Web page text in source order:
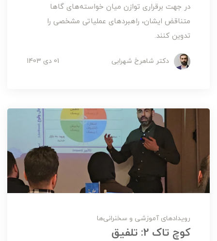
در جهت برقراری توازن میان خواسته‌های گاها
متناقض ایشان، راهبردهای عملیاتی مشخصی را
تدوین کنند.
دکتر شاهرخ شهرابی 01 دی 1403
رویدادهای آموزشی و سخنرانی‌ها
کوچ تاک 2: تلفیق